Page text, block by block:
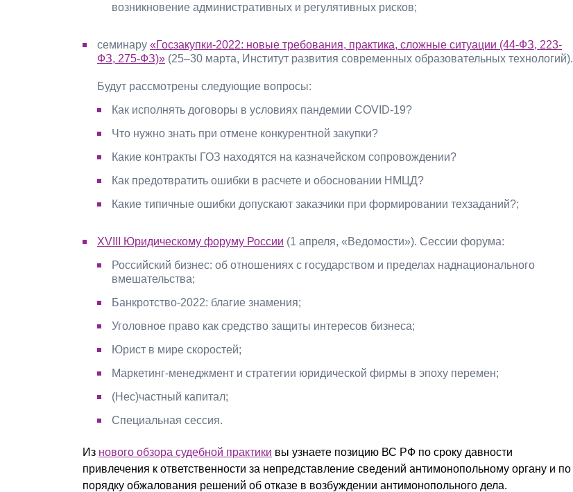
возникновение административных и регулятивных рисков;
семинару «Госзакупки-2022: новые требования, практика, сложные ситуации (44-ФЗ, 223-
ФЗ, 275-ФЗ)» (25–30 марта, Институт развития современных образовательных технологий).
Будут рассмотрены следующие вопросы:
Как исполнять договоры в условиях пандемии COVID-19?
Что нужно знать при отмене конкурентной закупки?
Какие контракты ГОЗ находятся на казначейском сопровождении?
Как предотвратить ошибки в расчете и обосновании НМЦД?
Какие типичные ошибки допускают заказчики при формировании техзаданий?;
XVIII Юридическому форуму России (1 апреля, «Ведомости»). Сессии форума:
Российский бизнес: об отношениях с государством и пределах наднационального
вмешательства;
Банкротство-2022: благие знамения;
Уголовное право как средство защиты интересов бизнеса;
Юрист в мире скоростей;
Маркетинг-менеджмент и стратегии юридической фирмы в эпоху перемен;
(Нес)частный капитал;
Специальная сессия.
Из нового обзора судебной практики вы узнаете позицию ВС РФ по сроку давности
привлечения к ответственности за непредставление сведений антимонопольному органу и по
порядку обжалования решений об отказе в возбуждении антимонопольного дела.